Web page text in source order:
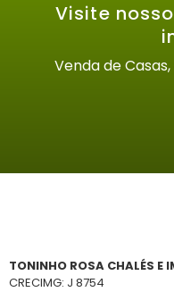
Visite
Venda de
TONINHO ROSA CHALÉS E
CRECIMG: J 8754